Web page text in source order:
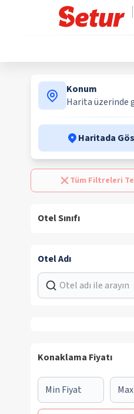
Konum
Harita üzerinde
Haritada
Tüm Filtreleri
Otel Sınıfı
Otel Adı
Konaklama Fiyatı